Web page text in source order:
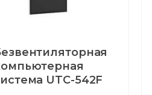
UTC-542F